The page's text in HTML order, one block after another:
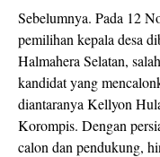
Sebelumnya. Pada 12
pemilihan kepala desa
Halmahera Selatan,
kandidat yang
diantaranya Kellyon
Korompis. Dengan
calon dan pendukung,